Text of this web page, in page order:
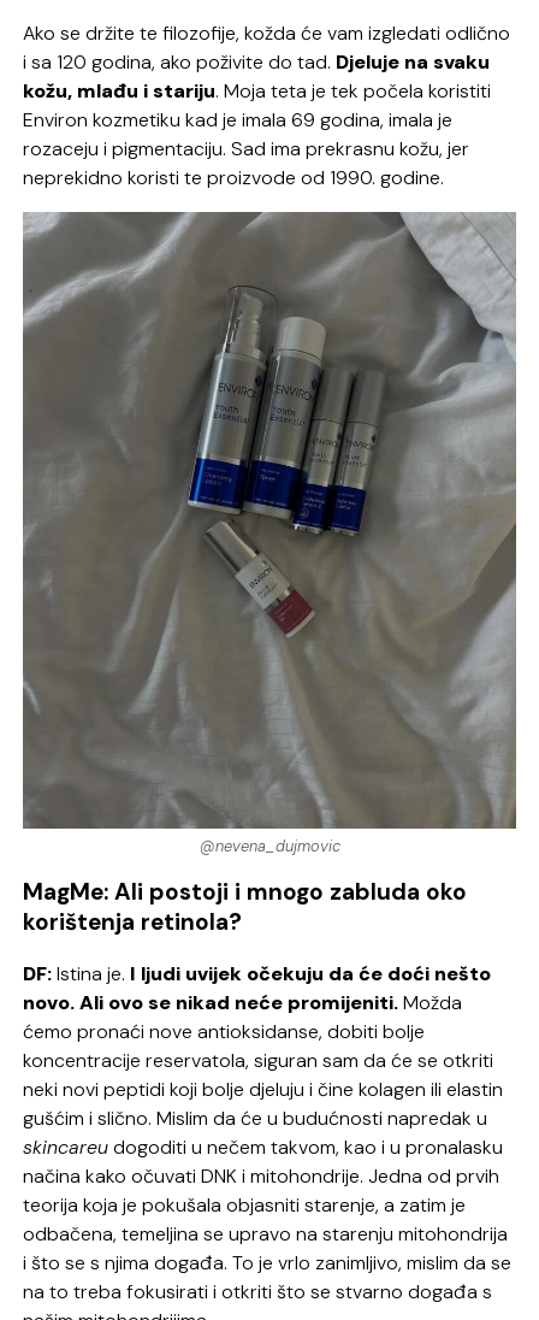
Ako se držite te filozofije, kožda će vam izgledati odlično
i sa 120 godina, ako poživite do tad. Djeluje na svaku
kožu, mlađu i stariju. Moja teta je tek počela koristiti
Environ kozmetiku kad je imala 69 godina, imala je
rozaceju i pigmentaciju. Sad ima prekrasnu kožu, jer
neprekidno koristi te proizvode od 1990. godine.
@nevena_dujmovic
MagMe: Ali postoji i mnogo zabluda oko
korištenja retinola?
DF:Istina je. I ljudi uvijek očekuju da će doći nešto
novo. Ali ovo se nikad neće promijeniti.Možda
ćemo pronaći nove antioksidanse, dobiti bolje
koncentracije reservatola, siguran sam da će se otkriti
neki novi peptidi koji bolje djeluju i čine kolagen ili elastin
gušćim i slično. Mislim da će u budućnosti napredak u
skincareudogoditi u nečem takvom, kao i u pronalasku
načina kako očuvati DNK i mitohondrije. Jedna od prvih
teorija koja je pokušala objasniti starenje, a zatim je
odbačena, temeljina se upravo na starenju mitohondrija
i što se s njima događa. To je vrlo zanimljivo, mislim da se
na to treba fokusirati i otkriti što se stvarno događa s